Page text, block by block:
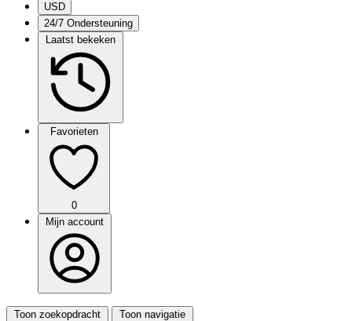
USD
24/7 Ondersteuning
Laatst bekeken
Favorieten
0
Mijn account
Toon zoekopdracht Toon navigatie